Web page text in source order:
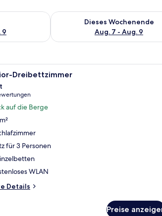
9
für morgen, Aug. 8 - Aug. 9.
Dieses Wochenende
Aug. 7 - Aug. 9
Überprüfe die Verfügbarkeit
Select-Comfort-Betten,Superior-Dreibettzimmer |
Dreibettzimmer
10
auf die Berge
für 3 Personen
WLAN
Details
Preise